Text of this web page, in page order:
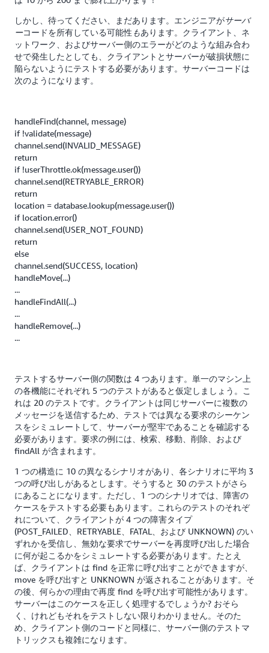
しかし、待ってください、まだあります。エンジニアがサーバ
ーコードを所有している可能性 もあります。クライアント、ネ
ットワーク、およびサーバー側のエラーがどのような組み合わ
せで発生したとしても、クライアントとサーバーが破損状態に
陥らないようにテストする必要があります。サーバーコードは
次のようになります。
handleFind(channel, message)
if !validate(message)
channel.send(INVALID_MESSAGE)
return
if !userThrottle.ok(message.user())
channel.send(RETRYABLE_ERROR)
return
location = database.lookup(message.user())
if location.error()
channel.send(USER_NOT_FOUND)
return
else
channel.send(SUCCESS, location)
handleMove(...)
...
handleFindAll(...)
...
handleRemove(...)
...
テストするサーバー側の関数は 4 つあります。単一のマシン上
の各機能にそれぞれ 5 つのテストがあると仮定しましょう。こ
れは 20 のテストです。クライアントは同じサーバーに複数の
メッセージを送信するため、テストでは異なる要求のシーケン
スをシミュレートして、サーバーが堅牢であることを確認する
必要があります。要求の例には、検索、移動、削除、および
findAll が含まれます。
1 つの構造に 10 の異なるシナリオがあり、各シナリオに平均 3
つの呼び出しがあるとします。そうすると 30 のテストがさら
にあることになります。ただし、1 つのシナリオでは、障害の
ケースをテストする必要もあります。これらのテストのそれぞ
れについて、クライアントが 4 つの障害タイプ
(POST_FAILED、RETRYABLE、FATAL、および UNKNOWN) のい
ずれかを受信し、無効な要求でサーバーを再度呼び出した場合
に何が起こるかをシミュレートする必要があります。たとえ
ば、クライアントは find を正常に呼び出すことができますが、
move を呼び出すと UNKNOWN が返されることがあります。そ
の後、何らかの理由で再度 find を呼び出す可能性があります。
サーバーはこのケースを正しく処理するでしょうか? おそら
く、けれどもそれをテストしない限りわかりません。そのた
め、クライアント側のコードと同様に、サーバー側のテストマ
トリックスも複雑になります。